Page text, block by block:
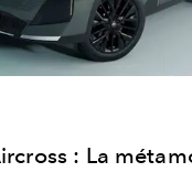
: La